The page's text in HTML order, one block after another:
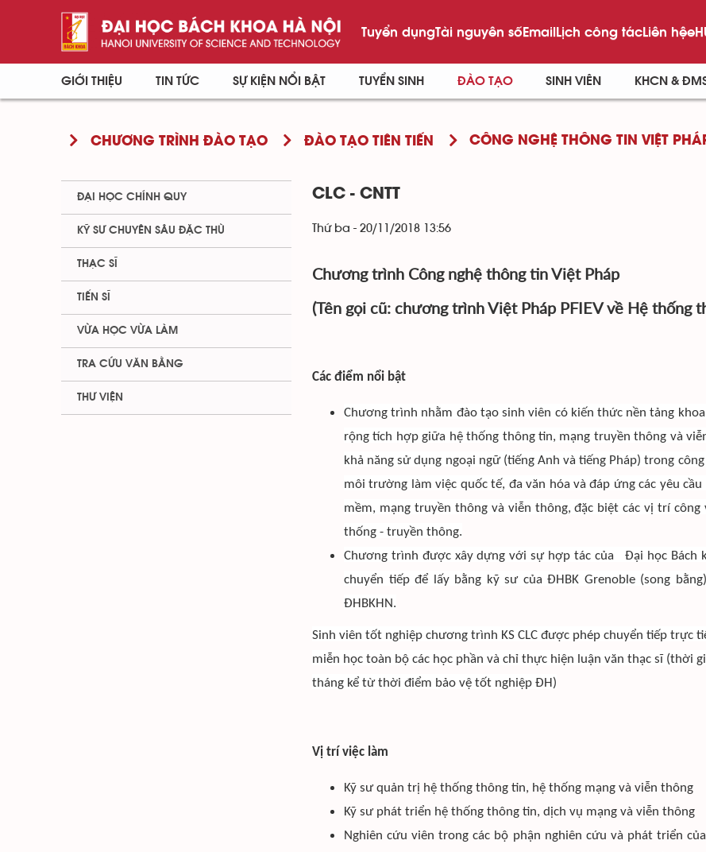
Tuyển dụngTài nguyên sốEmailLịch công tácLiên hệ
GIỚI THIỆU TIN TỨC SỰ KIỆN NỔI BẬT TUYỂN SINH ĐÀO TẠO SINH VIÊN KHCN &
CHƯƠNG TRÌNH ĐÀO TẠO ĐÀO TẠO TIÊN TIẾN CÔNG NGHỆ THÔNG TIN VIỆT
CLC - CNTT
Thứ ba - 20/11/2018 13:56
Chương trình Công nghệ thông tin Việt Pháp
(Tên gọi cũ: chương trình Việt Pháp PFIEV về Hệ thống
Các điểm nổi bật
Chương trình nhằm đào tạo sinh viên có kiến thức nền tảng
rộng tích hợp giữa hệ thống thông tin, mạng truyền thông và
khả năng sử dụng ngoại ngữ (tiếng Anh và tiếng Pháp) trong
môi trường làm việc quốc tế, đa văn hóa và đáp ứng các yêu
mềm, mạng truyền thông và viễn thông, đặc biệt các vị trí
thống - truyền thông.
Chương trình được xây dựng với sự hợp tác của Đại học Bách
chuyển tiếp để lấy bằng kỹ sư của ĐHBK Grenoble (song
ĐHBKHN.
Sinh viên tốt nghiệp chương trình KS CLC được phép chuyển tiếp trực
miễn học toàn bộ các học phần và chỉ thực hiện luận văn thạc sĩ (thời
tháng kể từ thời điểm bảo vệ tốt nghiệp ĐH)
Vị trí việc làm
Kỹ sư quản trị hệ thống thông tin, hệ thống mạng và viễn thông
Kỹ sư phát triển hệ thống thông tin, dịch vụ mạng và viễn thông
Nghiên cứu viên trong các bộ phận nghiên cứu và phát triển
ĐẠI HỌC CHÍNH QUY
KỸ SƯ CHUYÊN SÂU ĐẶC THÙ
THẠC SĨ
TIẾN SĨ
VỪA HỌC VỪA LÀM
TRA CỨU VĂN BẰNG
THƯ VIỆN